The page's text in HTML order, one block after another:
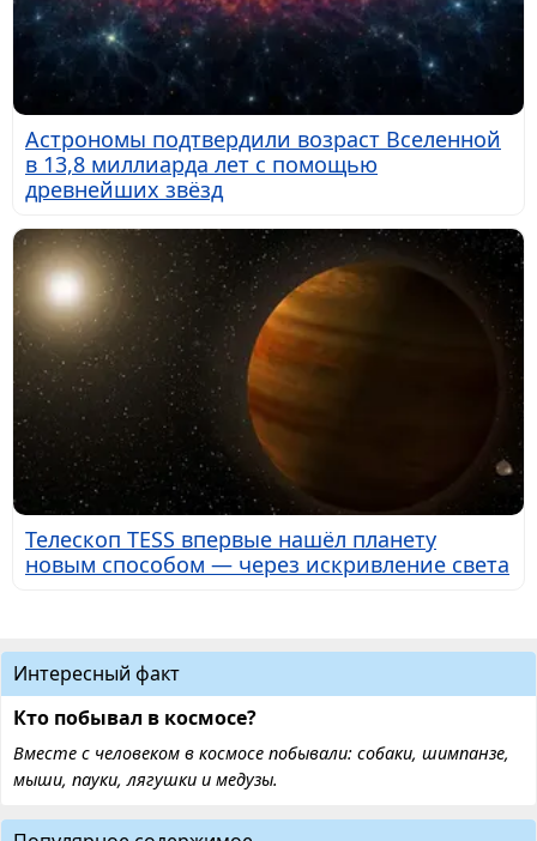
Астрономы подтвердили возраст Вселенной
в 13,8 миллиарда лет с помощью
древнейших звёзд
Телескоп TESS впервые нашёл планету
новым способом — через искривление света
Интересный факт
Кто побывал в космосе?
Вместе с человеком в космосе побывали: собаки, шимпанзе,
мыши, пауки, лягушки и медузы.